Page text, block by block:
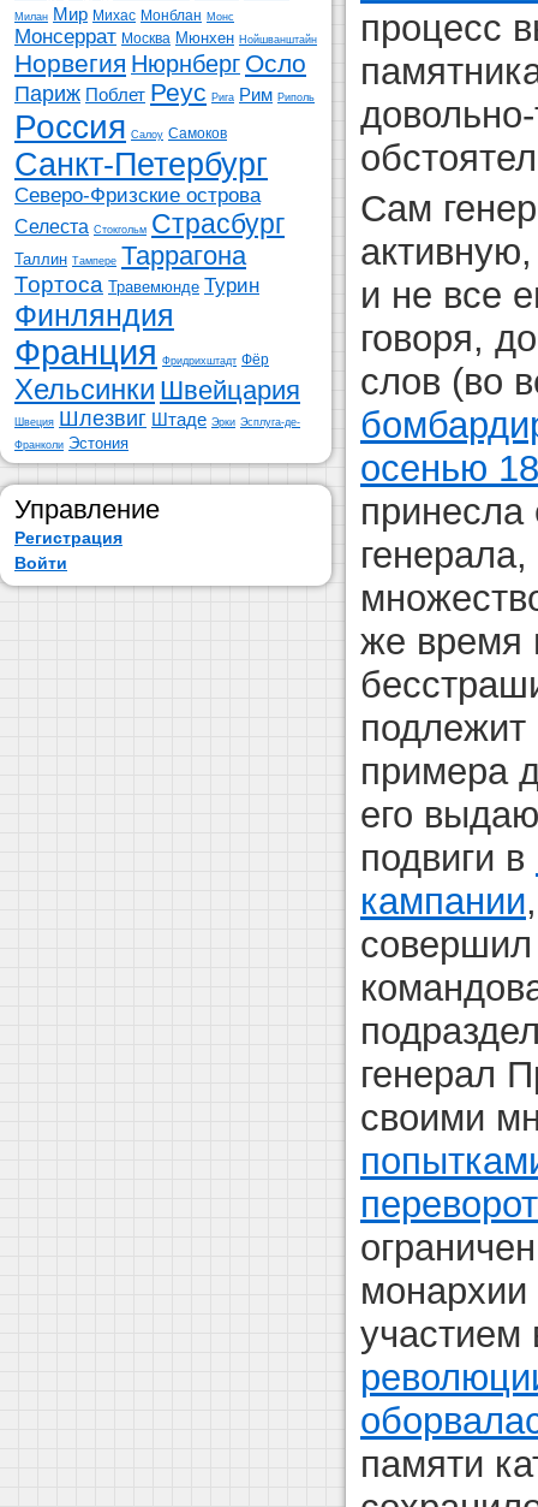
Милан Мир Михас Монблан Монс
Монсеррат Москва Мюнхен Нойшванштайн
Норвегия Нюрнберг Осло
Париж Поблет Реус Рига Рим Риполь
Россия Салоу Самоков
Санкт-Петербург
Северо-Фризские острова
Селеста Стокгольм Страсбург
Таллин Тампере Таррагона
Тортоса Травемюнде Турин
Финляндия
Франция Фридрихштадт Фёр
Хельсинки Швейцария
Швеция Шлезвиг Штаде Эрки Эсплуга-де-
Франколи Эстония
Управление
Регистрация
Войти
процесс
Сам
и не все
говоря,
слов (во
осенью
принесла
же время
примера
его
подвиги в
кампании
совершил
генерал
своими
монархии
памяти